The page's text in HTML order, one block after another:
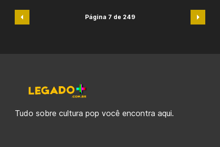
Página 7 de 249
Tudo sobre cultura pop você encontra aqui.